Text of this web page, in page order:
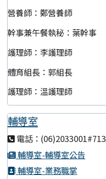
營養師：鄭營養師
幹事兼午餐執秘：葉幹事
護理師：李護理師
體育組長：郭組長
護理師：溫護理師
輔導室
電話：(06)2033001#713
輔導室-輔導室公告
輔導室-業務職掌